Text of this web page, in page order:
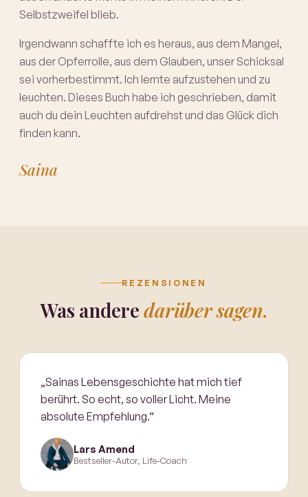
Selbstzweifel blieb.
Irgendwann schaffte ich es heraus, aus dem Mangel,
aus der Opferrolle, aus dem Glauben, unser Schicksal
sei vorherbestimmt. Ich lernte aufzustehen und zu
leuchten. Dieses Buch habe ich geschrieben, damit
auch du dein Leuchten aufdrehst und das Glück dich
finden kann.
Saina
REZENSIONEN
Was anderedarüber sagen.
„Sainas Lebensgeschichte hat mich tief
berührt. So echt, so voller Licht. Meine
absolute Empfehlung.“
Lars Amend
Bestseller-Autor, Life-Coach